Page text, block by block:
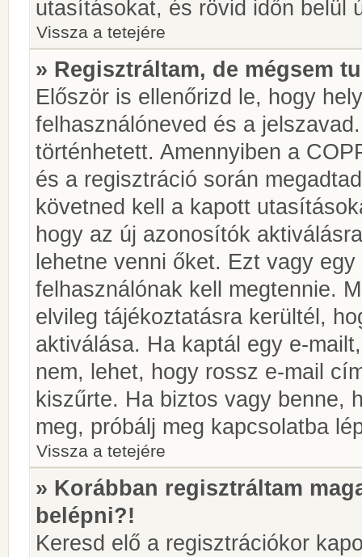
utasításokat, és rövid időn belül
Vissza a tetejére
» Regisztráltam, de mégsem
Először is ellenőrizd le, hogy
felhasználóneved és a
történhetett. Amennyiben a
és a regisztráció során
követned kell a kapott
hogy az új azonosítók
lehetne venni őket. Ezt vagy
felhasználónak kell megtennie.
elvileg tájékoztatásra kerültél,
aktiválása. Ha kaptál egy e-
nem, lehet, hogy rossz e-mail
kiszűrte. Ha biztos vagy benne,
meg, próbálj meg kapcsolatba
Vissza a tetejére
» Korábban regisztráltam
belépni?!
Keresd elő a regisztrációkor